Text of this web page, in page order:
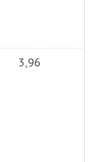
3,96